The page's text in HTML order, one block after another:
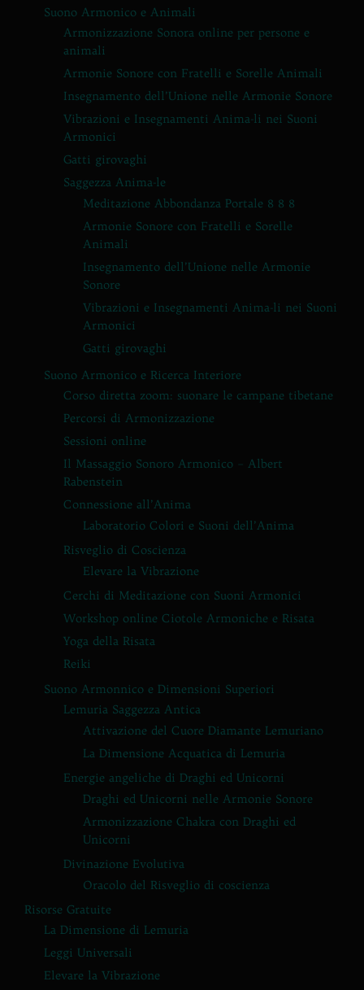
Suono Armonico e Animali
Armonizzazione Sonora online per persone e
animali
Armonie Sonore con Fratelli e Sorelle Animali
Insegnamento dell’Unione nelle Armonie Sonore
Vibrazioni e Insegnamenti Anima-li nei Suoni
Armonici
Gatti girovaghi
Saggezza Anima-le
Meditazione Abbondanza Portale 8 8 8
Armonie Sonore con Fratelli e Sorelle
Animali
Insegnamento dell’Unione nelle Armonie
Sonore
Vibrazioni e Insegnamenti Anima-li nei Suoni
Armonici
Gatti girovaghi
Suono Armonico e Ricerca Interiore
Corso diretta zoom: suonare le campane tibetane
Percorsi di Armonizzazione
Sessioni online
Il Massaggio Sonoro Armonico – Albert
Rabenstein
Connessione all’Anima
Laboratorio Colori e Suoni dell’Anima
Risveglio di Coscienza
Elevare la Vibrazione
Cerchi di Meditazione con Suoni Armonici
Workshop online Ciotole Armoniche e Risata
Yoga della Risata
Reiki
Suono Armonnico e Dimensioni Superiori
Lemuria Saggezza Antica
Attivazione del Cuore Diamante Lemuriano
La Dimensione Acquatica di Lemuria
Energie angeliche di Draghi ed Unicorni
Draghi ed Unicorni nelle Armonie Sonore
Armonizzazione Chakra con Draghi ed
Unicorni
Divinazione Evolutiva
Oracolo del Risveglio di coscienza
Risorse Gratuite
La Dimensione di Lemuria
Leggi Universali
Elevare la Vibrazione